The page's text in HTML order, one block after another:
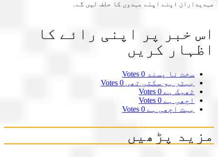
عہدیداران اپنے اپنے عہدوں کا حلف لیں گے۔
اس خبر پر اپنی رائے کا
اظہار کریں
سخت نا پسند 0 Votes
بہتر ہو سکتی تھی 0 Votes
ٹھیک ہے 0 Votes
اچھی ہے 0 Votes
بہت اچھی ہے 0 Votes
مزید پڑھیں